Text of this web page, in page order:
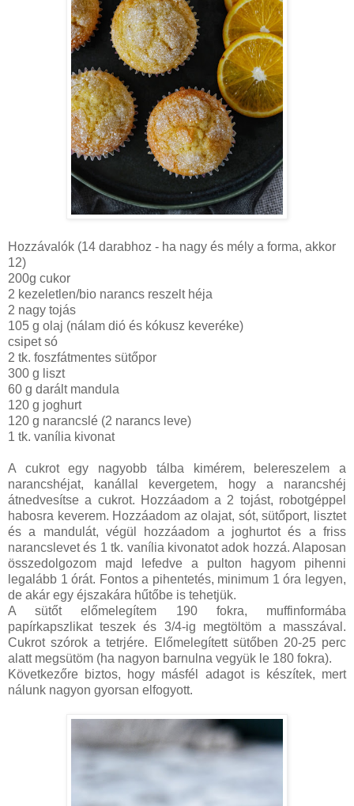
Hozzávalók (14 darabhoz - ha nagy és mély a forma, akkor
12)
200g cukor
2 kezeletlen/bio narancs reszelt héja
2 nagy tojás
105 g olaj (nálam dió és kókusz keveréke)
csipet só
2 tk. foszfátmentes sütőpor
300 g liszt
60 g darált mandula
120 g joghurt
120 g narancslé (2 narancs leve)
1 tk. vanília kivonat
A cukrot egy nagyobb tálba kimérem, belereszelem a
narancshéjat, kanállal kevergetem, hogy a narancshéj
átnedvesítse a cukrot. Hozzáadom a 2 tojást, robotgéppel
habosra keverem. Hozzáadom az olajat, sót, sütőport, lisztet
és a mandulát, végül hozzáadom a joghurtot és a friss
narancslevet és 1 tk. vanília kivonatot adok hozzá. Alaposan
összedolgozom majd lefedve a pulton hagyom pihenni
legalább 1 órát. Fontos a pihentetés, minimum 1 óra legyen,
de akár egy éjszakára hűtőbe is tehetjük.
A sütőt előmelegítem 190 fokra, muffinformába
papírkapszlikat teszek és 3/4-ig megtöltöm a masszával.
Cukrot szórok a tetrjére. Előmelegített sütőben 20-25 perc
alatt megsütöm (ha nagyon barnulna vegyük le 180 fokra).
Következőre biztos, hogy másfél adagot is készítek, mert
nálunk nagyon gyorsan elfogyott.